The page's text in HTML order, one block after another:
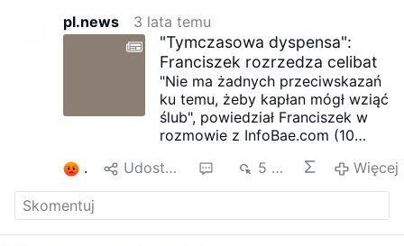
pl.news 3 lata temu
"Tymczasowa dyspensa":
Franciszek rozrzedza celibat
"Nie ma żadnych przeciwskazań
ku temu, żeby kapłan mógł wziąć
ślub", powiedział Franciszek w
rozmowie z InfoBae.com (10
Zachodnim istnieje tymczasowa
dyspensa: "nie mam pojęcia, czy
sposób, ale w pewnym sensie
3 Udostępnij 5 tys. Więcej